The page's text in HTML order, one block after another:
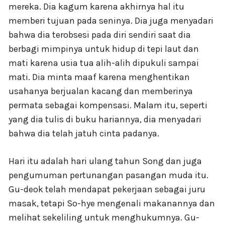
mereka. Dia kagum karena akhirnya hal itu
memberi tujuan pada seninya. Dia juga menyadari
bahwa dia terobsesi pada diri sendiri saat dia
berbagi mimpinya untuk hidup di tepi laut dan
mati karena usia tua alih-alih dipukuli sampai
mati. Dia minta maaf karena menghentikan
usahanya berjualan kacang dan memberinya
permata sebagai kompensasi. Malam itu, seperti
yang dia tulis di buku hariannya, dia menyadari
bahwa dia telah jatuh cinta padanya.
Hari itu adalah hari ulang tahun Song dan juga
pengumuman pertunangan pasangan muda itu.
Gu-deok telah mendapat pekerjaan sebagai juru
masak, tetapi So-hye mengenali makanannya dan
melihat sekeliling untuk menghukumnya. Gu-